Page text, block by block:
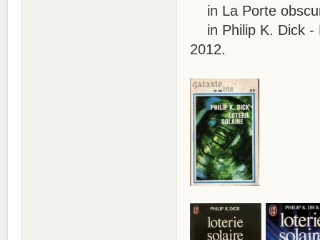
in La Porte
in Philip K. Dick -
2012.